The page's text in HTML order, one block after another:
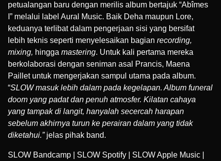
petualangan baru dengan merilis album bertajuk “Ab​î​mes
I” melalui label Aural Music. Baik Deha maupun Lore,
keduanya terlibat dalam pengerjaan sisi yang bersifat
lebih teknis seperti menyelesaikan bagian recording,
mixing, hingga mastering. Untuk kali pertama mereka
berkolaborasi dengan seniman asal Prancis, Maena
Pailletuntuk mengerjakan sampul utama pada album.
“SLOW masuk lebih dalam pada kegelapan. Album funeral
doom yang padat dan penuh atmosfer. Kilatan cahaya
yang tampak di langit, hanyalah secercah harapan
sebelum akhirnya turun ke perairan dalam yang tidak
diketahui.” jelas pihak band.
SLOW Bandcamp SLOW Spotify SLOW Apple Music